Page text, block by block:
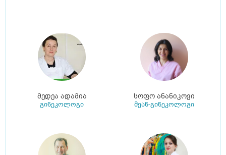
მედეა ადამია
გინეკოლოგი
სოფო ანანიკოვი
მეან-გინეკოლოგი